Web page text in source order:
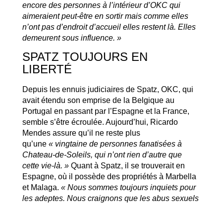
encore des personnes à l’intérieur d’OKC qui
aimeraient peut-être en sortir mais comme elles
n’ont pas d’endroit d’accueil elles restent là. Elles
demeurent sous influence. »
SPATZ TOUJOURS EN
LIBERTÉ
Depuis les ennuis judiciaires de Spatz, OKC, qui
avait étendu son emprise de la Belgique au
Portugal en passant par l’Espagne et la France,
semble s’être écroulée. Aujourd’hui, Ricardo
Mendes assure qu’il ne reste plus
qu’une « vingtaine de personnes fanatisées à
Chateau-de-Soleils, qui n’ont rien d’autre que
cette vie-là. »Quant à Spatz, il se trouverait en
Espagne, où il possède des propriétés à Marbella
et Malaga. « Nous sommes toujours inquiets pour
les adeptes. Nous craignons que les abus sexuels